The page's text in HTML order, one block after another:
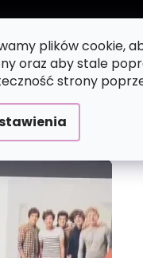
plików cookie,
oraz aby stale
strony
numerach.